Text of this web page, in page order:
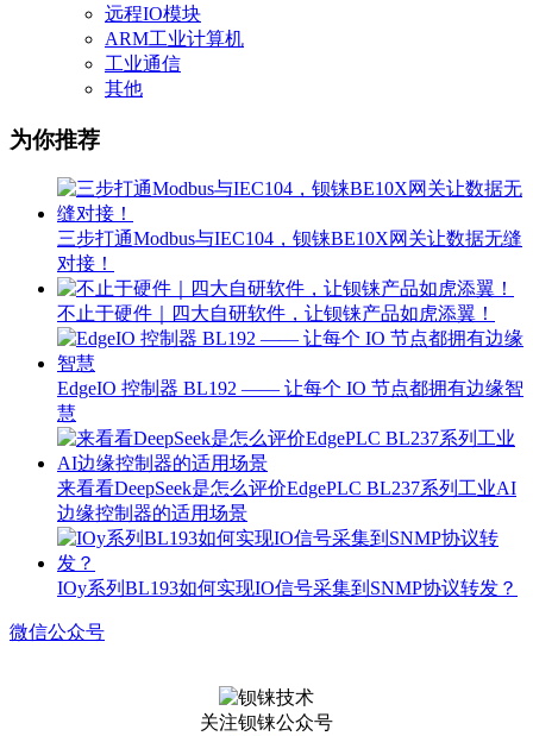
远程IO模块
ARM工业计算机
工业通信
其他
为你推荐
三步打通Modbus与IEC104，钡铼BE10X网关让数据无缝
对接！
不止于硬件｜四大自研软件，让钡铼产品如虎添翼！
EdgeIO 控制器 BL192 —— 让每个 IO 节点都拥有边缘智
慧
来看看DeepSeek是怎么评价EdgePLC BL237系列工业AI
边缘控制器的适用场景
IOy系列BL193如何实现IO信号采集到SNMP协议转发？
微信公众号
关注钡铼公众号